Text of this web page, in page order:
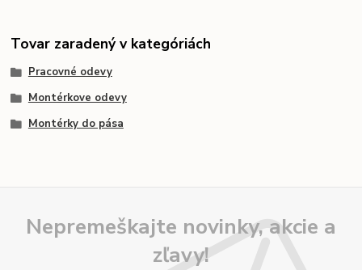
Tovar zaradený v kategóriách
Pracovné odevy
Montérkove odevy
Montérky do pása
Nepremeškajte novinky, akcie a
zľavy!